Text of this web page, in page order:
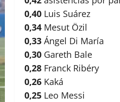
0,40 Luis Suárez
0,34 Mesut Özil
0,33 Ángel Di María
0,30 Gareth Bale
0,28 Franck Ribéry
0,26 Kaká
0,25 Leo Messi